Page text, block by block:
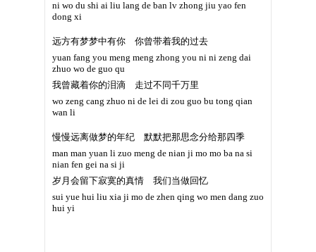
ni wo du shi ai liu lang de ban lv zhong jiu yao fen
dong xi
远方有梦梦中有你 你曾带着我的过去
yuan fang you meng meng zhong you ni ni zeng dai
zhuo wo de guo qu
我曾藏着你的泪滴 走过不同千万里
wo zeng cang zhuo ni de lei di zou guo bu tong qian
wan li
慢慢远离做梦的年纪 默默把那思念分给那四季
man man yuan li zuo meng de nian ji mo mo ba na si
nian fen gei na si ji
岁月会留下寂寞的真情 我们当做回忆
sui yue hui liu xia ji mo de zhen qing wo men dang zuo
hui yi